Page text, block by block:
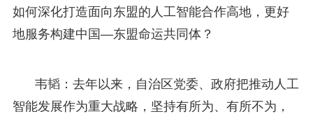
如何深化打造面向东盟的人工智能合作高地，更好
地服务构建中国—东盟命运共同体？
韦韬：去年以来，自治区党委、政府把推动人工
智能发展作为重大战略，坚持有所为、有所不为，